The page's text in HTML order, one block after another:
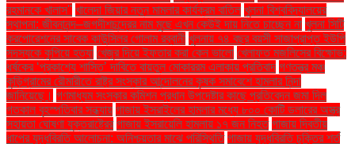
রহমানকে খালাস'' খালেদা জিয়ার নতুন মামলার কার্যক্রম বাতিল খুলনা বিশ্ববিদ্যালয়ের
স্থাপনা: জীবনানন্দ–জগদীশচন্দ্রের নাম মুছে এখন কেউই দায় নিতে চাচ্ছেন না খুলনা সিটি
করপোরেশনের সাবেক কাউন্সিলর গোলাম রব্বানী খুলনায় ৭৪ বছর বয়সী সাজাপ্রাপ্ত ইউপি
সদস্যকে কুপিয়ে হত্যা খেজুর দিয়ে ইফতার করা কেন ভালো খেলাফত মজলিসের বিক্ষোভ:
ধর্ষকের ‘প্রকাশ্যে শাস্তি’ দাবিতে বায়তুল মোকাররম এলাকায় প্রতিবাদ গণতন্ত্র মঞ্চ
কুড়িগ্রামের রৌমারীতে রাষ্ট্র সংস্কার আন্দোলনের কৃষক সমাবেশে হামলার নিন্দা
জানিয়েছে। গণমাধ্যম সংস্কার কমিশন প্রধান উপদেষ্টার কাছে প্রতিবেদন জমা দিল
গতকাল বৃহস্পতিবার সন্ধ্যায় গাজায় ইসরাইলের হামলার মধ্যে ৮০০ কোটি ডলারের অস্ত্র
সহায়তা ঘোষণা যুক্তরাষ্ট্রের গাজায় ইসরায়েলি হামলায় ১৭ জন নিহত গাজায় দ্বিতীয়
ধাপের যুদ্ধবিরতি আলোচনা: অনিশ্চয়তার মাঝে পরিস্থিতি গাজায় যুদ্ধবিরতি চুক্তির শর্ত